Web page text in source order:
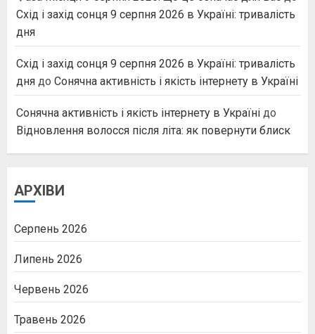
Схід і захід сонця 9 серпня 2026 в Україні: тривалість
дня
Схід і захід сонця 9 серпня 2026 в Україні: тривалість
дня до Сонячна активність і якість інтернету в Україні
Сонячна активність і якість інтернету в Україні до
Відновлення волосся після літа: як повернути блиск
АРХІВИ
Серпень 2026
Липень 2026
Червень 2026
Травень 2026